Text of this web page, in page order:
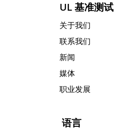
UL 基准测试
关于我们
联系我们
新闻
媒体
职业发展
语言